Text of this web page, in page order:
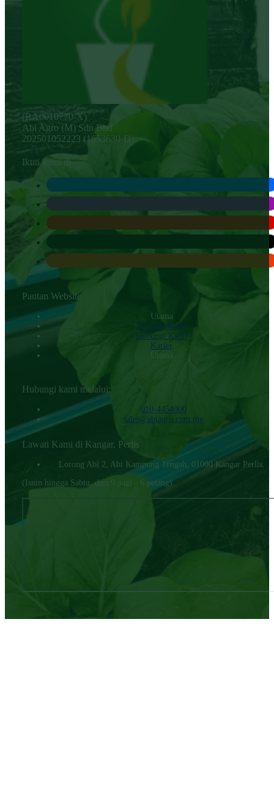
(RA0010770-X)
Abi Agro (M) Sdn Bhd
202501052223 (1653630-D)
Ikuti kami di
Pautan Website
Utama
Tentang Kami
Hubungi KamI
Karier
Utama
Hubungi kami melalui:
010-4454000‬
sales@abiagro.com.my
Lawati Kami di Kangar, Perlis
Lorong Abi 2, Abi Kampung Tengah, 01000 Kangar Perlis.
(Isnin hingga Sabtu, dari 9 pagi - 6 petang)